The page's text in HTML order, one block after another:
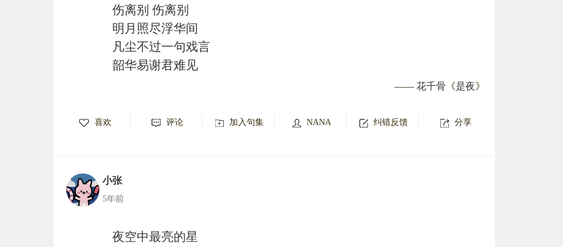
伤离别 伤离别
明月照尽浮华间
凡尘不过一句戏言
韶华易谢君难见
—— 花千骨 《是夜》
喜欢 评论 加入句集 NANA 纠错反馈 分享
小张
5年前
夜空中最亮的星